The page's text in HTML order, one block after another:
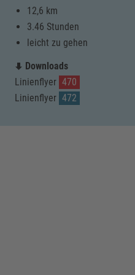
12,6 km
3.46 Stunden
leicht zu gehen
Downloads
Linienflyer 470
Linienflyer 472